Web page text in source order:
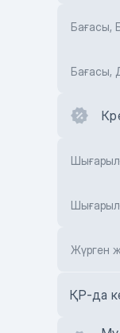
Бағасы,
Бағасы,
Жүрген
ҚР-да